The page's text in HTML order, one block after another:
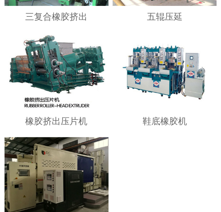
三复合橡胶挤出 五辊压延
橡胶挤出压片机 鞋底橡胶机